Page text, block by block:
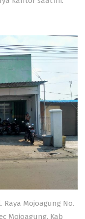
Mojoagung No.
Mojoagung, Kab